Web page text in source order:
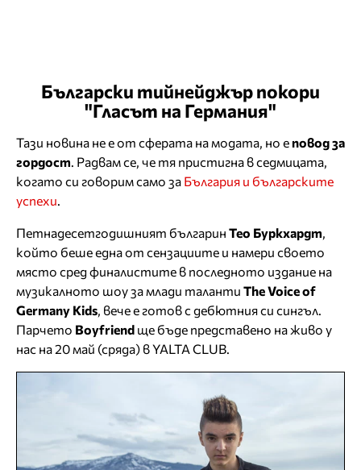
Български тийнейджър покори
"Гласът на Германия"
Тази новина не е от сферата на модата, но е повод за
гордост . Радвам се, че тя пристигна в седмицата,
когато си говорим само за България и българските
успехи
Петнадесетгодишният българин Тео Буркхардт
който беше една от сензациите и намери своето
място сред финалистите в последното издание на
музикалното шоу за млади таланти The Voice of
Germany Kids , вече е готов с дебютния си сингъл.
Парчето Boyfriend ще бъде представено на живо у
нас на 20 май (сряда) в YALTA CLUB.